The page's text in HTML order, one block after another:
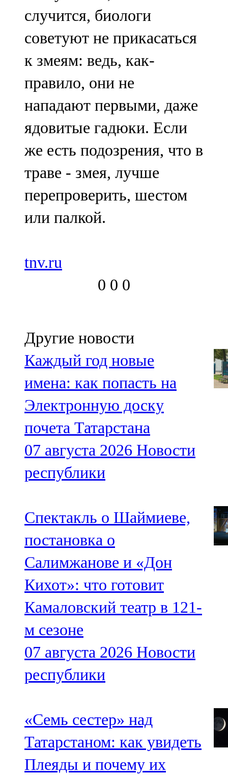
случится, биологи
советуют не прикасаться
к змеям: ведь, как-
правило, они не
нападают первыми, даже
ядовитые гадюки. Если
же есть подозрения, что в
траве - змея, лучше
перепроверить, шестом
или палкой.
tnv.ru
0 0 0
Другие новости
Каждый год новые
имена: как попасть на
Электронную доску
почета Татарстана
07 августа 2026 Новости
республики
Спектакль о Шаймиеве,
постановка о
Салимжанове и «Дон
Кихот»: что готовит
Камаловский театр в 121-
м сезоне
07 августа 2026 Новости
республики
«Семь сестер» над
Татарстаном: как увидеть
Плеяды и почему их